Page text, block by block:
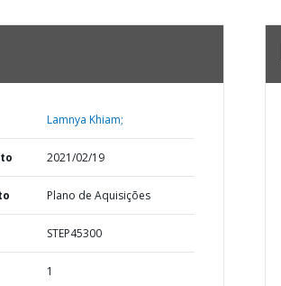
Lamnya Khiam;
2021/02/19
Plano de Aquisições
STEP45300
1